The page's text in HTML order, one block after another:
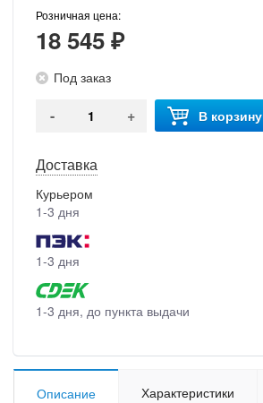
Розничная цена:
18 545 ₽
Под заказ
- + В корзину
Доставка
Курьером
1-3 дня
1-3 дня
1-3 дня, до пункта выдачи
Описание Характеристики